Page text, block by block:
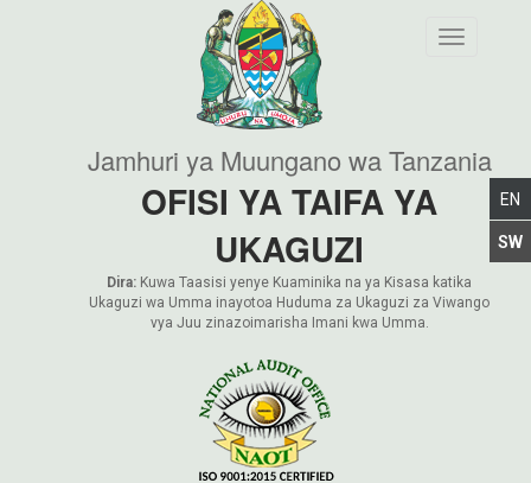
Toggle
Jamhuri ya Muungano wa Tanzania
OFISI YA TAIFA YA
UKAGUZI
Dira: Kuwa Taasisi yenye Kuaminika na ya Kisasa katika
Ukaguzi wa Umma inayotoa Huduma za Ukaguzi za Viwango
vya Juu zinazoimarisha Imani kwa Umma.